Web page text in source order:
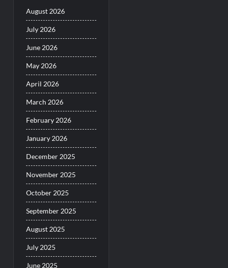
August 2026
July 2026
June 2026
May 2026
April 2026
March 2026
February 2026
January 2026
December 2025
November 2025
October 2025
September 2025
August 2025
July 2025
June 2025